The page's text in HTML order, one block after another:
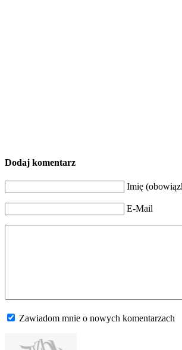
Dodaj komentarz
Imię
E-Mail
Zawiadom mnie o nowych komentarzach